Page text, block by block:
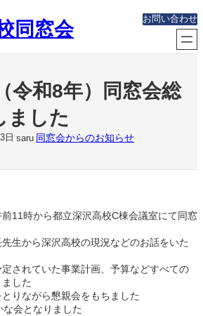
同窓会 お問い合わせ
令和8年）同窓会総
ました
日 saru 同窓会からのお知らせ
11時から都立深沢高校C棟会議室にて同窓
生から深沢高校の現況などのお話をいた
されていた事業計画、予算などすべての
した
りながら懇親会をもちました
会となりました